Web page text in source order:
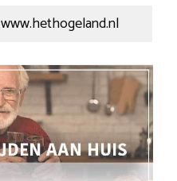
www.hethogeland.nl